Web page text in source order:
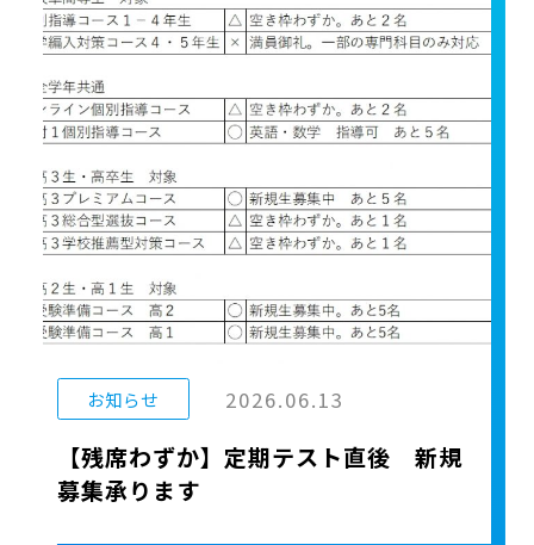
お知らせ 2026.06.13
【残席わずか】定期テスト直後 新規
募集承ります